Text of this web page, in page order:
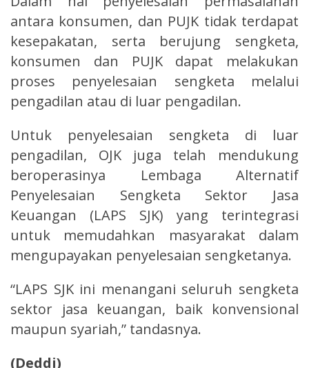
antara konsumen, dan PUJK tidak terdapat
kesepakatan, serta berujung sengketa,
konsumen dan PUJK dapat melakukan
proses penyelesaian sengketa melalui
pengadilan atau di luar pengadilan.
Untuk penyelesaian sengketa di luar
pengadilan, OJK juga telah mendukung
beroperasinya Lembaga Alternatif
Penyelesaian Sengketa Sektor Jasa
Keuangan (LAPS SJK) yang terintegrasi
untuk memudahkan masyarakat dalam
mengupayakan penyelesaian sengketanya.
“LAPS SJK ini menangani seluruh sengketa
sektor jasa keuangan, baik konvensional
maupun syariah,” tandasnya.
(Deddi)